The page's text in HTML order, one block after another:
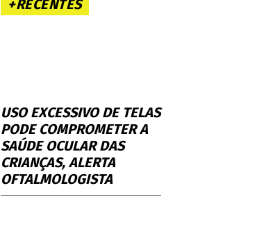
+RECENTES
USO EXCESSIVO DE TELAS
PODE COMPROMETER A
SAÚDE OCULAR DAS
CRIANÇAS, ALERTA
OFTALMOLOGISTA